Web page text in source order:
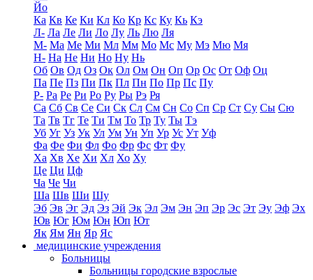
Йо
Ка Кв Ке Ки Кл Ко Кр Кс Ку Кь Кэ
Л- Ла Ле Ли Ло Лу Ль Лю Ля
М- Ма Ме Ми Мл Мм Мо Мс Му Мэ Мю Мя
Н- На Не Ни Но Ну Нь
Об Ов Од Оз Ок Ол Ом Он Оп Ор Ос От Оф Оц
Па Пе Пз Пи Пк Пл Пн По Пр Пс Пу
Р- Ра Ре Ри Ро Ру Ры Рэ Ря
Са Сб Св Се Си Ск Сл См Сн Со Сп Ср Ст Су Сы Сю
Та Тв Тг Те Ти Тм То Тр Ту Ты Тэ
Уб Уг Уз Ук Ул Ум Ун Уп Ур Ус Ут Уф
Фа Фе Фи Фл Фо Фр Фс Фт Фу
Ха Хв Хе Хи Хл Хо Ху
Це Ци Цф
Ча Че Чи
Ша Шв Ши Шу
Эб Эв Эг Эд Эз Эй Эк Эл Эм Эн Эп Эр Эс Эт Эу Эф Эх
Юв Юг Юм Юн Юп Ют
Як Ям Ян Яр Яс
медицинские учреждения
Больницы
Больницы городские взрослые